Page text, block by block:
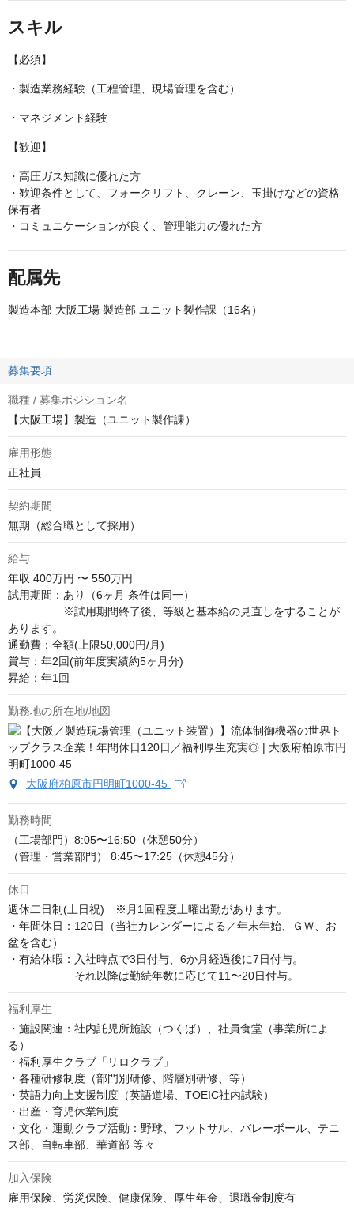
スキル
【必須】
・製造業務経験（工程管理、現場管理を含む）
・マネジメント経験
【歓迎】
・高圧ガス知識に優れた方
・歓迎条件として、フォークリフト、クレーン、玉掛けなどの資格
保有者
・コミュニケーションが良く、管理能力の優れた方
配属先
製造本部 大阪工場 製造部 ユニット製作課（16名）
募集要項
職種 / 募集ポジション名
【大阪工場】製造（ユニット製作課）
雇用形態
正社員
契約期間
無期（総合職として採用）
給与
年収 400万円 〜 550万円
試用期間：あり（6ヶ月 条件は同一）
※試用期間終了後、等級と基本給の見直しをすることが
あります。
通勤費：全額(上限50,000円/月)
賞与：年2回(前年度実績約5ヶ月分)
昇給：年1回
勤務地の所在地/地図
大阪府柏原市円明町1000-45
勤務時間
（工場部門）8:05〜16:50（休憩50分）
（管理・営業部門） 8:45〜17:25（休憩45分）
休日
週休二日制(土日祝)　※月1回程度土曜出勤があります。
・年間休日：120日（当社カレンダーによる／年末年始、ＧＷ、お
盆を含む）
・有給休暇：入社時点で3日付与、6か月経過後に7日付与。
それ以降は勤続年数に応じて11〜20日付与。
福利厚生
・施設関連：社内託児所施設（つくば）、社員食堂（事業所によ
る）
・福利厚生クラブ「リロクラブ」
・各種研修制度（部門別研修、階層別研修、等）
・英語力向上支援制度（英語道場、TOEIC社内試験）
・出産・育児休業制度
・文化・運動クラブ活動：野球、フットサル、バレーボール、テニ
ス部、自転車部、華道部 等々
加入保険
雇用保険、労災保険、健康保険、厚生年金、退職金制度有